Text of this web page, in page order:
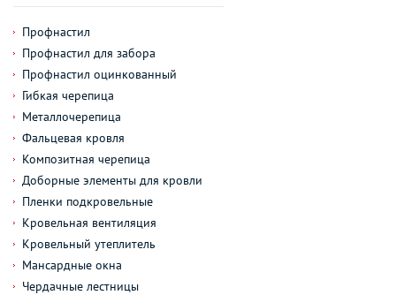
Профнастил
Профнастил для забора
Профнастил оцинкованный
Гибкая черепица
Металлочерепица
Фальцевая кровля
Композитная черепица
Доборные элементы для кровли
Пленки подкровельные
Кровельная вентиляция
Кровельный утеплитель
Мансардные окна
Чердачные лестницы